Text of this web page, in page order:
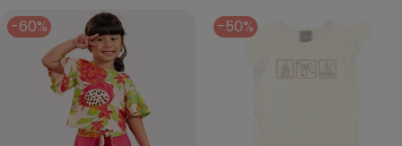
-60% -50%